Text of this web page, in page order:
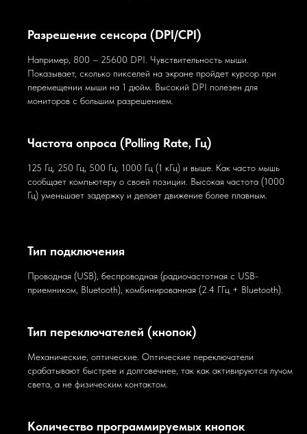
Разрешение сенсора (DPI/CPI)
Например, 800 – 25600 DPI. Чувствительность мыши.
Показывает, сколько пикселей на экране пройдет курсор при
перемещении мыши на 1 дюйм. Высокий DPI полезен для
мониторов с большим разрешением.
Частота опроса (Polling Rate, Гц)
125 Гц, 250 Гц, 500 Гц, 1000 Гц (1 кГц) и выше. Как часто мышь
сообщает компьютеру о своей позиции. Высокая частота (1000
Гц) уменьшает задержку и делает движение более плавным.
Тип подключения
Проводная (USB), беспроводная (радиочастотная с USB-
приемником, Bluetooth), комбинированная (2.4 ГГц + Bluetooth).
Тип переключателей (кнопок)
Механические, оптические. Оптические переключатели
срабатывают быстрее и долговечнее, так как активируются лучом
света, а не физическим контактом.
Количество программируемых кнопок